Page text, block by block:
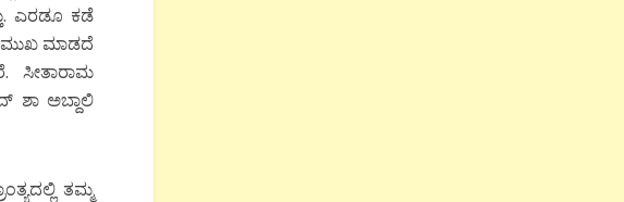
ಎರಡೂ ಕಡೆ
ಮುಖ ಮಾಡದೆ
ಸೀತಾರಾಮ
ಶಾ ಅಬ್ದಾಲಿ
ತಮ್ಮ